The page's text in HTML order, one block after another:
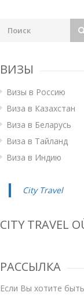
ВИЗЫ
Визы в Россию
Виза в Казахстан
Виза в Беларусь
Виза в Тайланд
Виза в Индию
City Travel
CITY TRAVEL
РАССЫЛКА
Если Вы хотите